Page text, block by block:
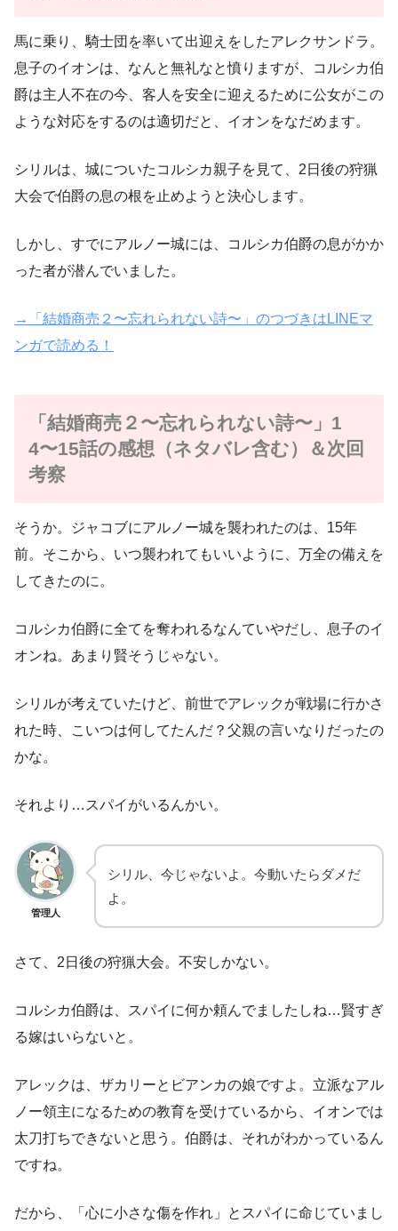
馬に乗り、騎士団を率いて出迎えをしたアレクサンドラ。
息子のイオンは、なんと無礼なと憤りますが、コルシカ伯
爵は主人不在の今、客人を安全に迎えるために公女がこの
ような対応をするのは適切だと、イオンをなだめます。
シリルは、城についたコルシカ親子を見て、2日後の狩猟
大会で伯爵の息の根を止めようと決心します。
しかし、すでにアルノー城には、コルシカ伯爵の息がかか
った者が潜んでいました。
→「結婚商売２〜忘れられない詩〜」のつづきはLINEマ
ンガで読める！
「結婚商売２〜忘れられない詩〜」1
4〜15話の感想（ネタバレ含む）＆次回
考察
そうか。ジャコブにアルノー城を襲われたのは、15年
前。そこから、いつ襲われてもいいように、万全の備えを
してきたのに。
コルシカ伯爵に全てを奪われるなんていやだし、息子のイ
オンね。あまり賢そうじゃない。
シリルが考えていたけど、前世でアレックが戦場に行かさ
れた時、こいつは何してたんだ？父親の言いなりだったの
かな。
それより…スパイがいるんかい。
管理人
シリル、今じゃないよ。今動いたらダメだ
よ。
さて、2日後の狩猟大会。不安しかない。
コルシカ伯爵は、スパイに何か頼んでましたしね…賢すぎ
る嫁はいらないと。
アレックは、ザカリーとビアンカの娘ですよ。立派なアル
ノー領主になるための教育を受けているから、イオンでは
太刀打ちできないと思う。伯爵は、それがわかっているん
ですね。
だから、「心に小さな傷を作れ」とスパイに命じていまし